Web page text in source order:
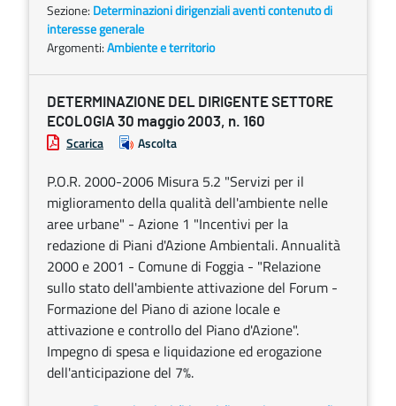
Sezione: Determinazioni dirigenziali aventi contenuto di
interesse generale
Argomenti:Ambiente e territorio
DETERMINAZIONE DEL DIRIGENTE SETTORE
ECOLOGIA 30 maggio 2003, n. 160
Scarica Ascolta
P.O.R. 2000-2006 Misura 5.2 "Servizi per il
miglioramento della qualità dell'ambiente nelle
aree urbane" - Azione 1 "Incentivi per la
redazione di Piani d'Azione Ambientali. Annualità
2000 e 2001 - Comune di Foggia - "Relazione
sullo stato dell'ambiente attivazione del Forum -
Formazione del Piano di azione locale e
attivazione e controllo del Piano d'Azione".
Impegno di spesa e liquidazione ed erogazione
dell'anticipazione del 7%.